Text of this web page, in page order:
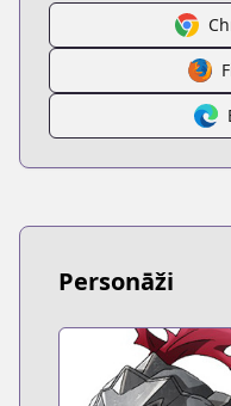
Personāži